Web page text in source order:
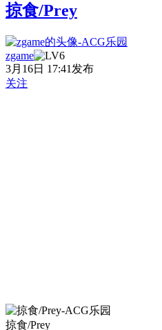
掠食/Prey
zgame
3月16日 17:41发布
关注
掠食/Prey